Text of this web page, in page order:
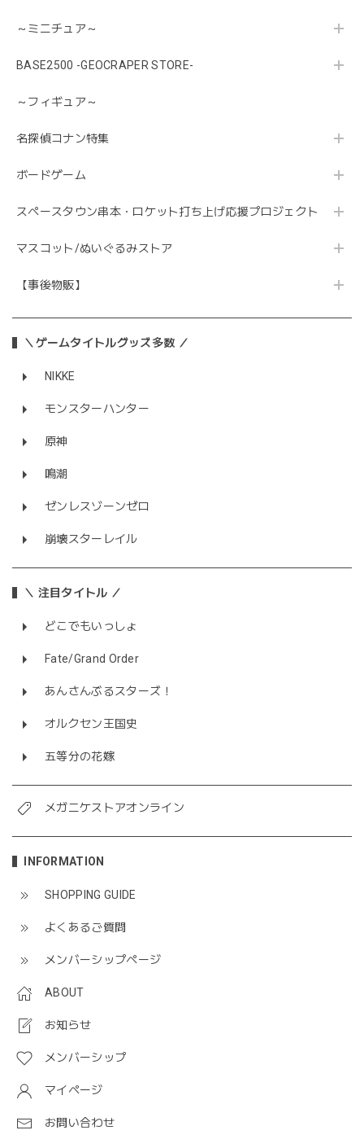
～ミニチュア～
BASE2500 -GEOCRAPER STORE-
～フィギュア～
名探偵コナン特集
ボードゲーム
スペースタウン串本・ロケット打ち上げ応援プロジェクト
マスコット/ぬいぐるみストア
【事後物販】
＼ゲームタイトルグッズ多数 ／
NIKKE
モンスターハンター
原神
鳴潮
ゼンレスゾーンゼロ
崩壊スターレイル
＼ 注目タイトル ／
どこでもいっしょ
Fate/Grand Order
あんさんぶるスターズ！
オルクセン王国史
五等分の花嫁
メガニケストアオンライン
INFORMATION
SHOPPING GUIDE
よくあるご質問
メンバーシップページ
ABOUT
お知らせ
メンバーシップ
マイページ
お問い合わせ